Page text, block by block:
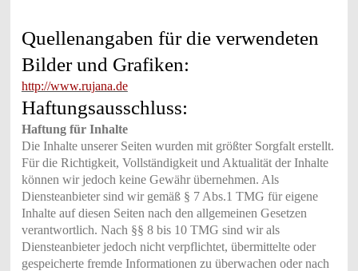
Quellenangaben für die verwendeten
Bilder und Grafiken:
http://www.rujana.de
Haftungsausschluss:
Haftung für Inhalte
Die Inhalte unserer Seiten wurden mit größter Sorgfalt erstellt.
Für die Richtigkeit, Vollständigkeit und Aktualität der Inhalte
können wir jedoch keine Gewähr übernehmen. Als
Diensteanbieter sind wir gemäß § 7 Abs.1 TMG für eigene
Inhalte auf diesen Seiten nach den allgemeinen Gesetzen
verantwortlich. Nach §§ 8 bis 10 TMG sind wir als
Diensteanbieter jedoch nicht verpflichtet, übermittelte oder
gespeicherte fremde Informationen zu überwachen oder nach